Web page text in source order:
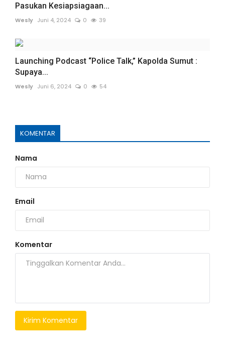
Pasukan Kesiapsiagaan...
Wesly Juni 4, 2024 0 39
Launching Podcast “Police Talk,” Kapolda Sumut :
Supaya...
Wesly Juni 6, 2024 0 54
KOMENTAR
Nama
Email
Komentar
Kirim Komentar